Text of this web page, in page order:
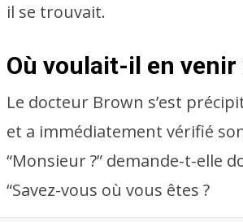
il se trouvait.
Où voulait-il en venir
Le docteur Brown s’est
et a immédiatement vérifié
“Monsieur ?” demande-t-elle
“Savez-vous où vous êtes ?